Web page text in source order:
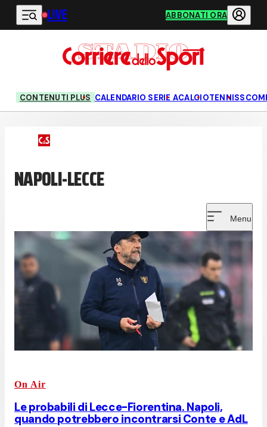
Vai al contenuto principale
LIVE ABBONATI ORA
CONTENUTI PLUS CALENDARIO SERIE ACALCIOTENNIS
NAPOLI-LECCE
Menu
On Air
Le probabili di Lecce-Fiorentina. Napoli,
quando potrebbero incontrarsi Conte e AdL